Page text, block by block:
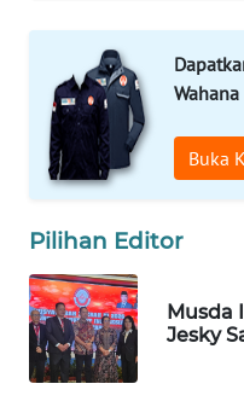
Buka
Pilihan Editor
Musda
Jesky
KONSUMEN
WAHANA
LISTRIK
TRAVEL
WAHANA
TV